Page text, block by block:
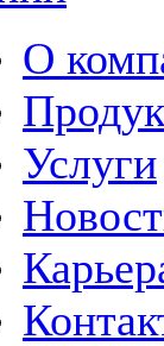
О
Услуги